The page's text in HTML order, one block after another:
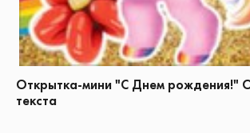
Открытка-мини "С Днем рождения!"
текста